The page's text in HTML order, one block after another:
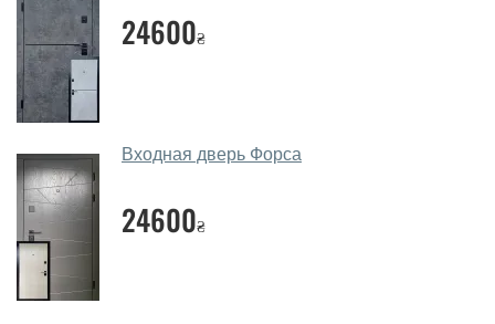
имеет с собой каталоги цветов и узоров. После
замера и консультации Вы можете оформить заявку
не посещая наш офис.
Сколько стоит вызвать замерщика?
Вызов замерщика-консультанта стоит 450 грн.
Вы производите установку уличных
Да производим. Монтаж уличных дверей
производится согласно очереди, во все дни кроме
24600₴
Входная дверь Форса
24600₴